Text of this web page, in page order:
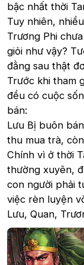
bậc nhất thời
Tuy nhiên,
Trương Phi
giỏi như vậy?
đằng sau thật
Trước khi tham
đều có cuộc
bán:
Lưu Bị buôn
thu mua trà,
Chính vì ở thời
thường xuyên,
con người phải
việc rèn luyện
Lưu, Quan,